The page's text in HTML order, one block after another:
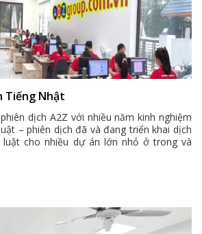
Tiếng Nhật
dịch A2Z với nhiều năm kinh nghiệm
– phiên dịch đã và đang triển khai dịch
luật cho nhiều dự án lớn nhỏ ở trong và